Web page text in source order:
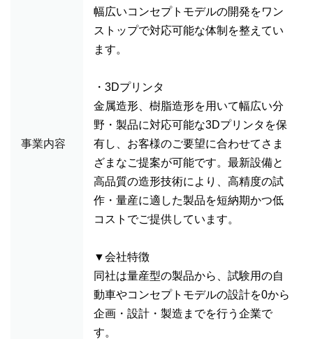
事業内容
幅広いコンセプトモデルの開発をワン
ストップで対応可能な体制を整えてい
ます。
・3Dプリンタ
金属造形、樹脂造形を用いて幅広い分
野・製品に対応可能な3Dプリンタを保
有し、お客様のご要望に合わせてさま
ざまなご提案が可能です。最新設備と
高品質の造形技術により、高精度の試
作・量産に適した製品を短納期かつ低
コストでご提供しています。
▼会社特徴
同社は量産型の製品から、試験用の自
動車やコンセプトモデルの設計を0から
企画・設計・製造までを行う企業で
す。